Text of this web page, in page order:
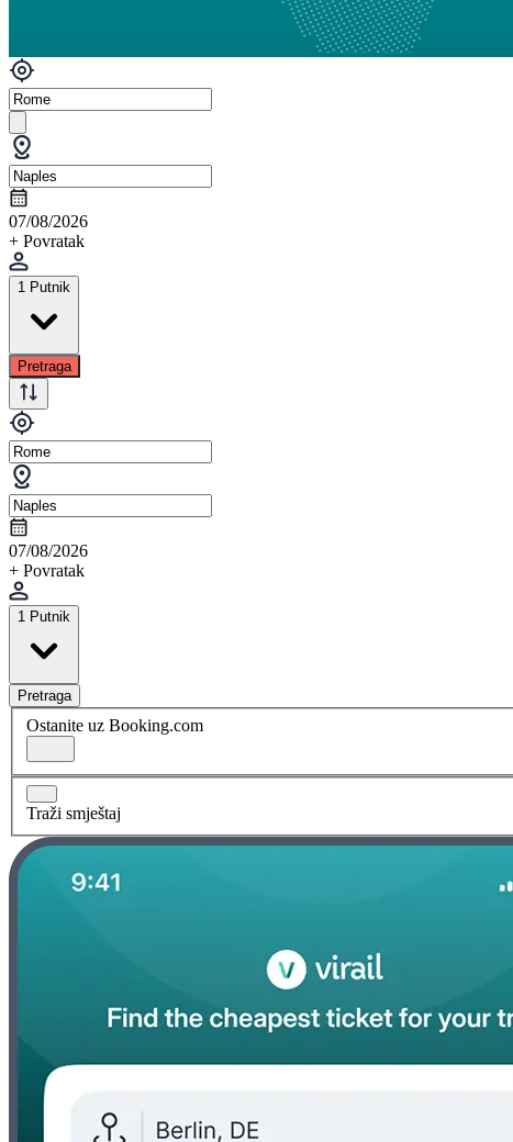
07/08/2026
+ Povratak
1 Putnik
Pretraga
07/08/2026
+ Povratak
1 Putnik
Pretraga
Ostanite uz Booking.com
Traži smještaj